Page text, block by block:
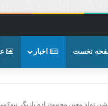
نخست اخبار
تولد معین محمودزاده بازیگر